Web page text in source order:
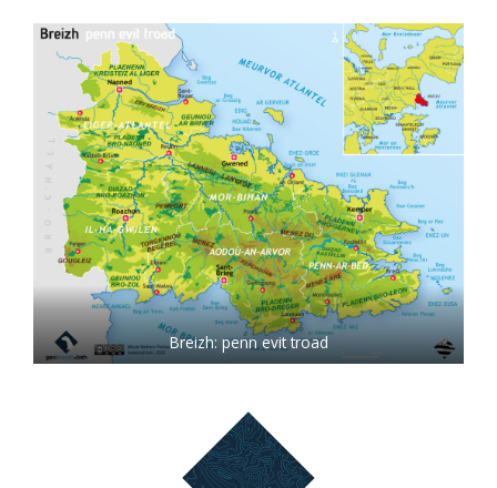
Breizh: penn evit troad